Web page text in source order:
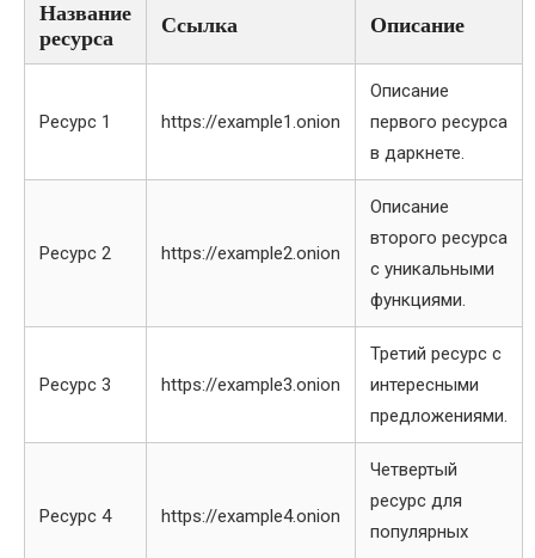
Название
ресурса
Ссылка Описание
Ресурс 1 https://example1.onion
Описание
первого ресурса
в даркнете.
Ресурс 2 https://example2.onion
Описание
второго ресурса
с уникальными
функциями.
Ресурс 3 https://example3.onion
Третий ресурс с
интересными
предложениями.
Ресурс 4 https://example4.onion
Четвертый
ресурс для
популярных